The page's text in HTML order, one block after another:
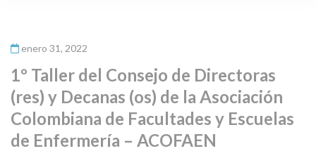
enero 31, 2022
1º Taller del Consejo de Directoras
(res) y Decanas (os) de la Asociación
Colombiana de Facultades y Escuelas
de Enfermería – ACOFAEN